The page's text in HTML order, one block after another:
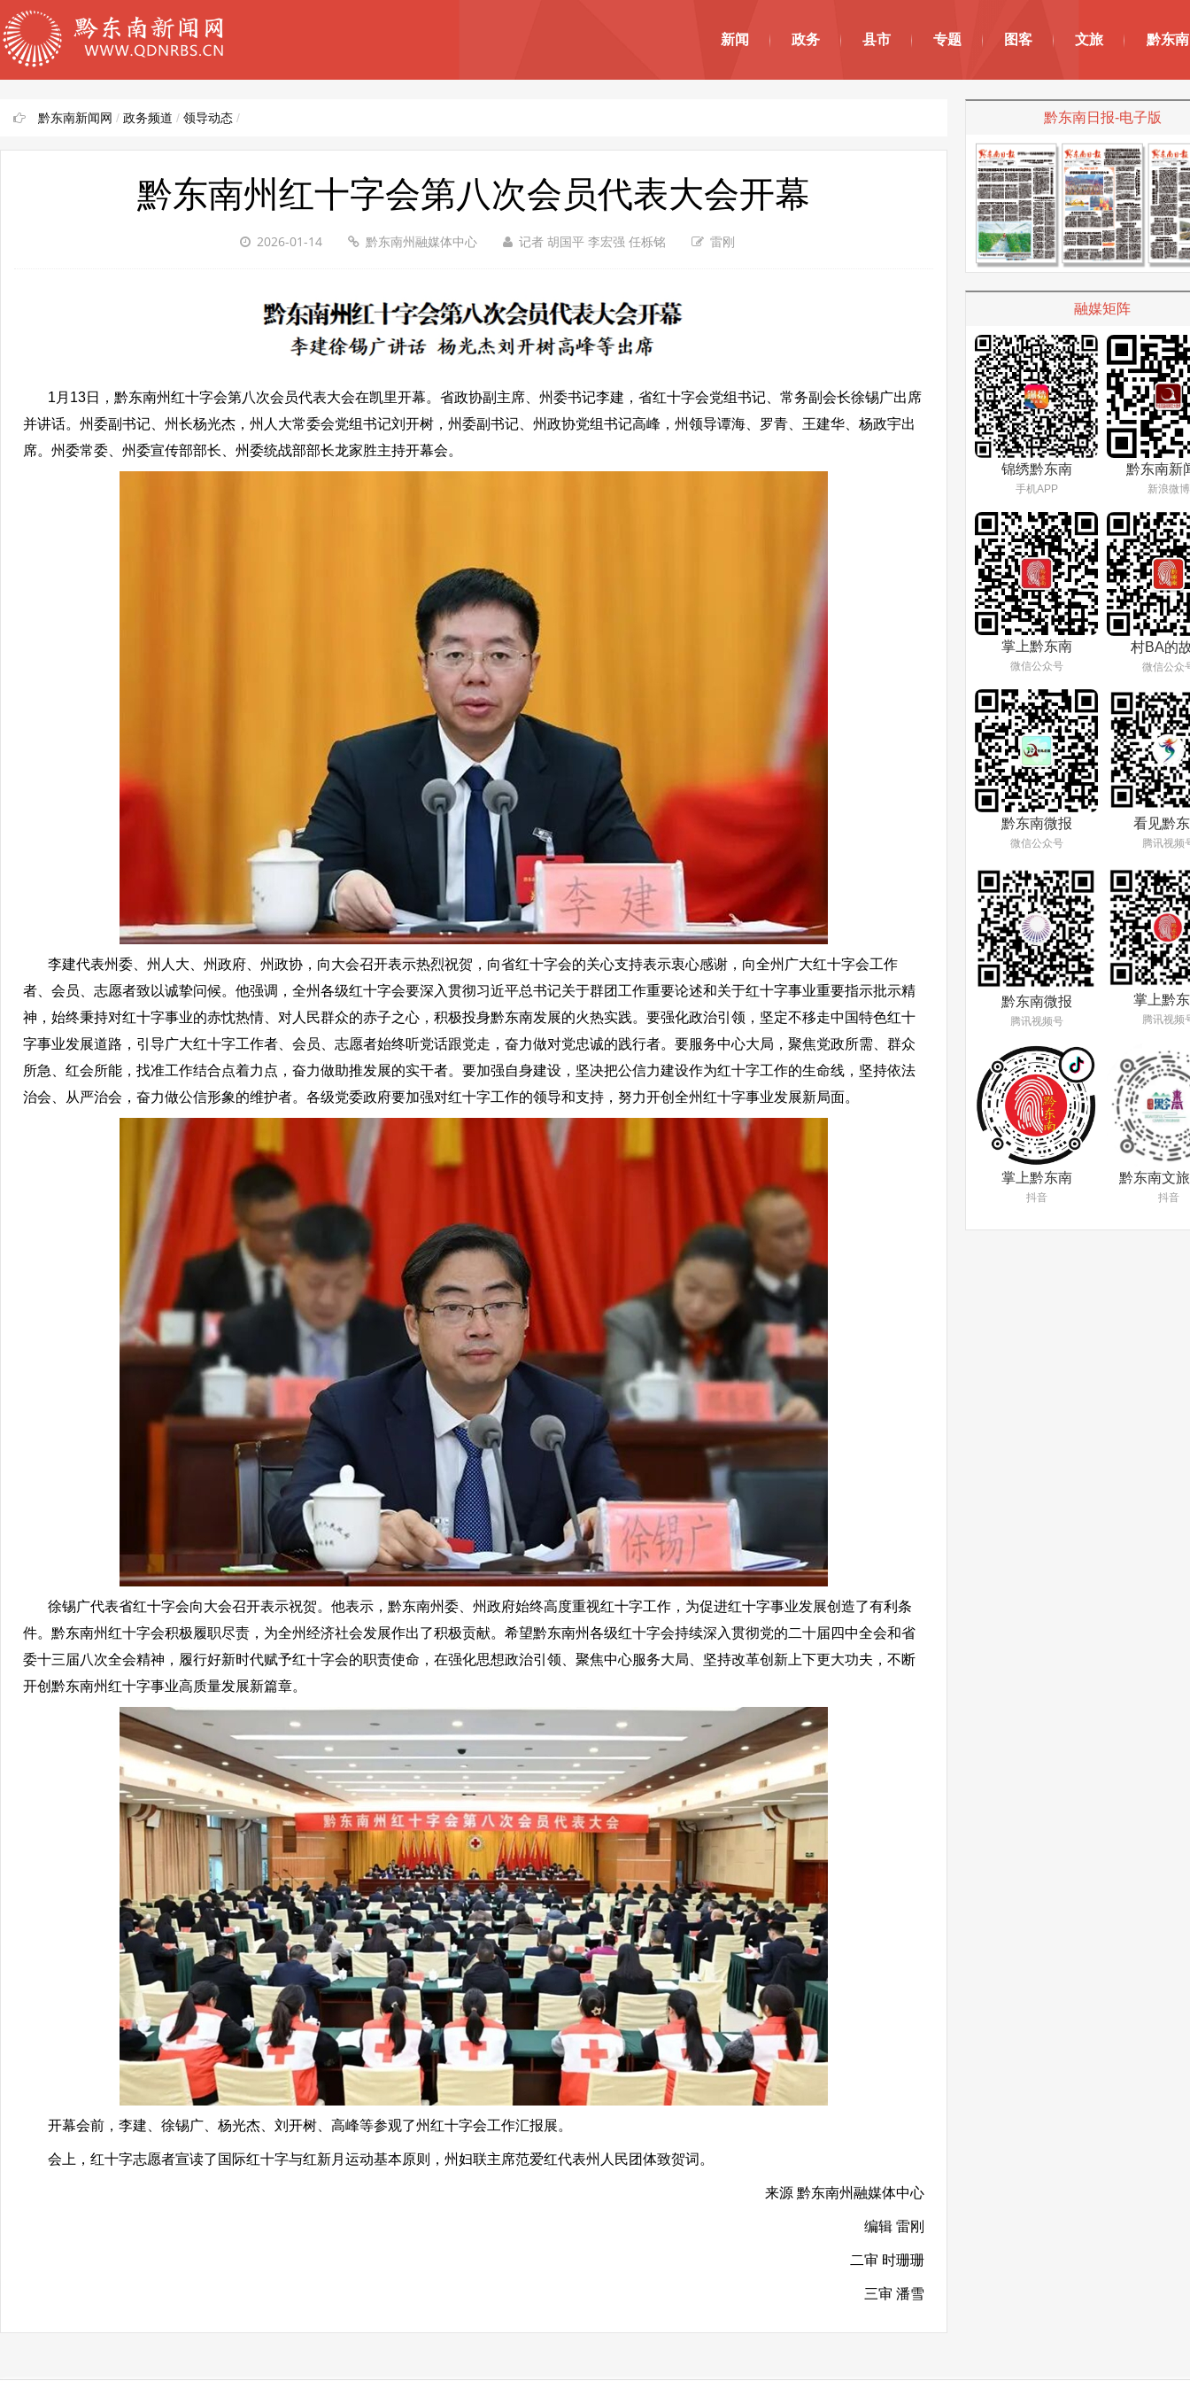
新闻 政务 县市 专题 图客 文旅 黔东
黔东南新闻网 / 政务频道 / 领导动态 /
黔东南州红十字会第八次会员代表大会开幕
2026-01-14 黔东南州融媒体中心 记者 胡国平 李宏强 任栎铭 雷刚
1月13日，黔东南州红十字会第八次会员代表大会在凯里开幕。省政协副主席、州委书记李建，省红十字会党组书记、常务副会长徐锡广出席
并讲话。州委副书记、州长杨光杰，州人大常委会党组书记刘开树，州委副书记、州政协党组书记高峰，州领导谭海、罗青、王建华、杨政宇出
席。州委常委、州委宣传部部长、州委统战部部长龙家胜主持开幕会。
李建代表州委、州人大、州政府、州政协，向大会召开表示热烈祝贺，向省红十字会的关心支持表示衷心感谢，向全州广大红十字会工作
者、会员、志愿者致以诚挚问候。他强调，全州各级红十字会要深入贯彻习近平总书记关于群团工作重要论述和关于红十字事业重要指示批示精
神，始终秉持对红十字事业的赤忱热情、对人民群众的赤子之心，积极投身黔东南发展的火热实践。要强化政治引领，坚定不移走中国特色红十
字事业发展道路，引导广大红十字工作者、会员、志愿者始终听党话跟党走，奋力做对党忠诚的践行者。要服务中心大局，聚焦党政所需、群众
所急、红会所能，找准工作结合点着力点，奋力做助推发展的实干者。要加强自身建设，坚决把公信力建设作为红十字工作的生命线，坚持依法
治会、从严治会，奋力做公信形象的维护者。各级党委政府要加强对红十字工作的领导和支持，努力开创全州红十字事业发展新局面。
徐锡广代表省红十字会向大会召开表示祝贺。他表示，黔东南州委、州政府始终高度重视红十字工作，为促进红十字事业发展创造了有利条
件。黔东南州红十字会积极履职尽责，为全州经济社会发展作出了积极贡献。希望黔东南州各级红十字会持续深入贯彻党的二十届四中全会和省
委十三届八次全会精神，履行好新时代赋予红十字会的职责使命，在强化思想政治引领、聚焦中心服务大局、坚持改革创新上下更大功夫，不断
开创黔东南州红十字事业高质量发展新篇章。
开幕会前，李建、徐锡广、杨光杰、刘开树、高峰等参观了州红十字会工作汇报展。
会上，红十字志愿者宣读了国际红十字与红新月运动基本原则，州妇联主席范爱红代表州人民团体致贺词。
来源 黔东南州融媒体中心
编辑 雷刚
二审 时珊珊
三审 潘雪
黔东南日报-电子版
融媒矩阵
锦绣黔东南
手机APP
黔东南新
新浪微博
掌上黔东南
微信公众号
村BA的
微信公众
黔东南微报
微信公众号
看见黔
腾讯视频
黔东南微报
腾讯视频号
掌上黔
腾讯视频
掌上黔东南
抖音
黔东南文
抖音